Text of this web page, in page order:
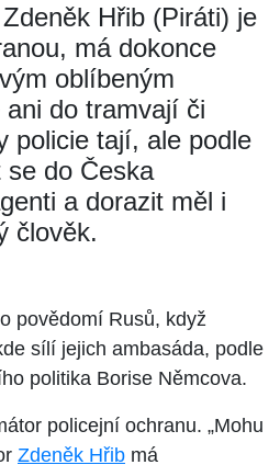
Hřib (Piráti) je
má dokonce
oblíbeným
do tramvají či
policie tají, ale podle
do Česka
a dorazit měl i
člověk.
povědomí Rusů, když
sílí jejich ambasáda, podle
politika Borise Němcova.
policejní ochranu. „Mohu
Zdeněk Hřib má